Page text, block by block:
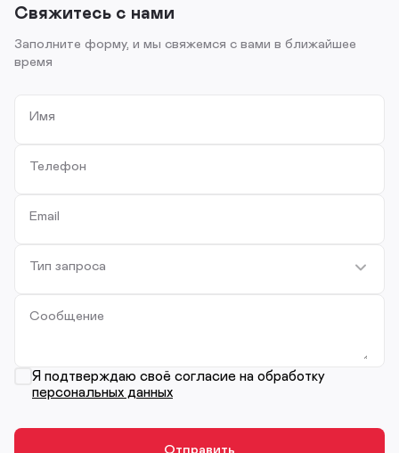
Свяжитесь с нами
Заполните форму, и мы свяжемся с вами в ближайшее
время
Имя
Телефон
Email
Тип запроса
Сообщение
Я подтверждаю своё согласие на обработку
персональных данных